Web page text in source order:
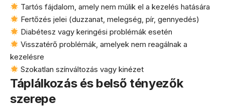
Tartós fájdalom, amely nem múlik el a kezelés hatására
Fertőzés jelei (duzzanat, melegség, pír, gennyedés)
Diabétesz vagy keringési problémák esetén
Visszatérő problémák, amelyek nem reagálnak a
kezelésre
Szokatlan színváltozás vagy kinézet
Táplálkozás és belső tényezők
szerepe